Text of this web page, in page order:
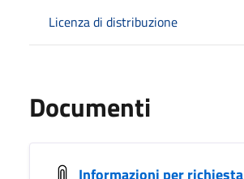
Licenza di distribuzione
Documenti
Informazioni per richiesta